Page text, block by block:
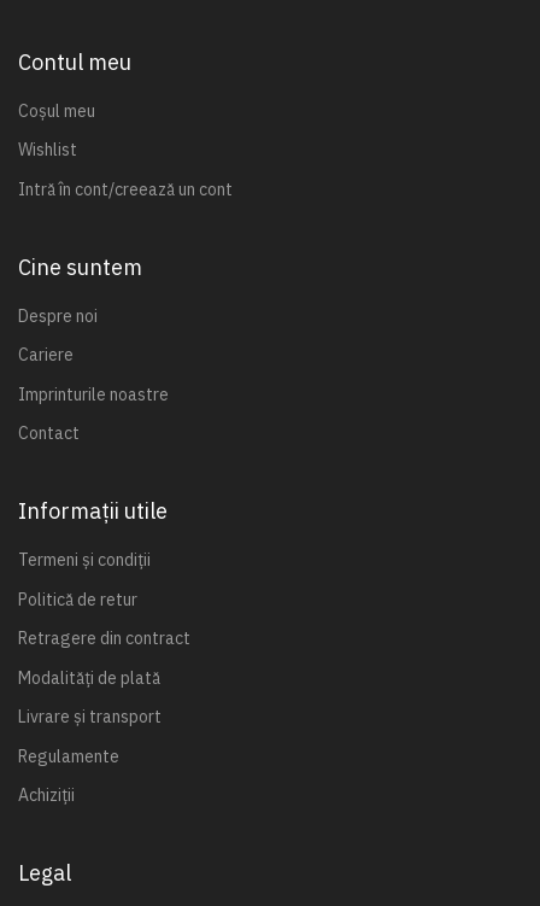
Contul meu
Coșul meu
Wishlist
Intră în cont/creează un cont
Cine suntem
Despre noi
Cariere
Imprinturile noastre
Contact
Informații utile
Termeni și condiții
Politică de retur
Retragere din contract
Modalități de plată
Livrare și transport
Regulamente
Achiziții
Legal